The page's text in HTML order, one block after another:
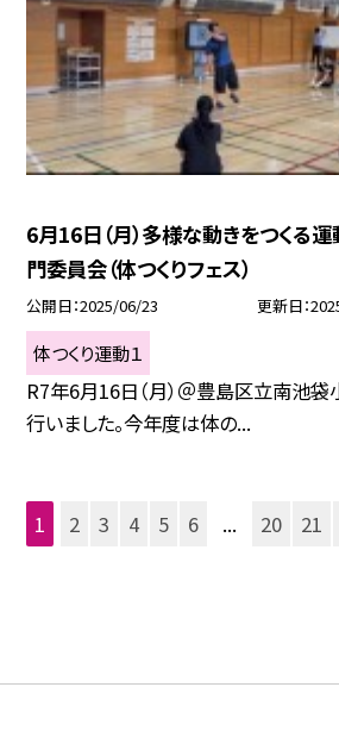
6月16日（月）多様な動きをつくる
門委員会（体つくりフェス）
公開日 2025/06/23 更新日
体つくり運動１
R7年6月16日（月）＠豊島区立南池
行いました。今年度は体の...
1 2 3 4 5 6 ... 20 21